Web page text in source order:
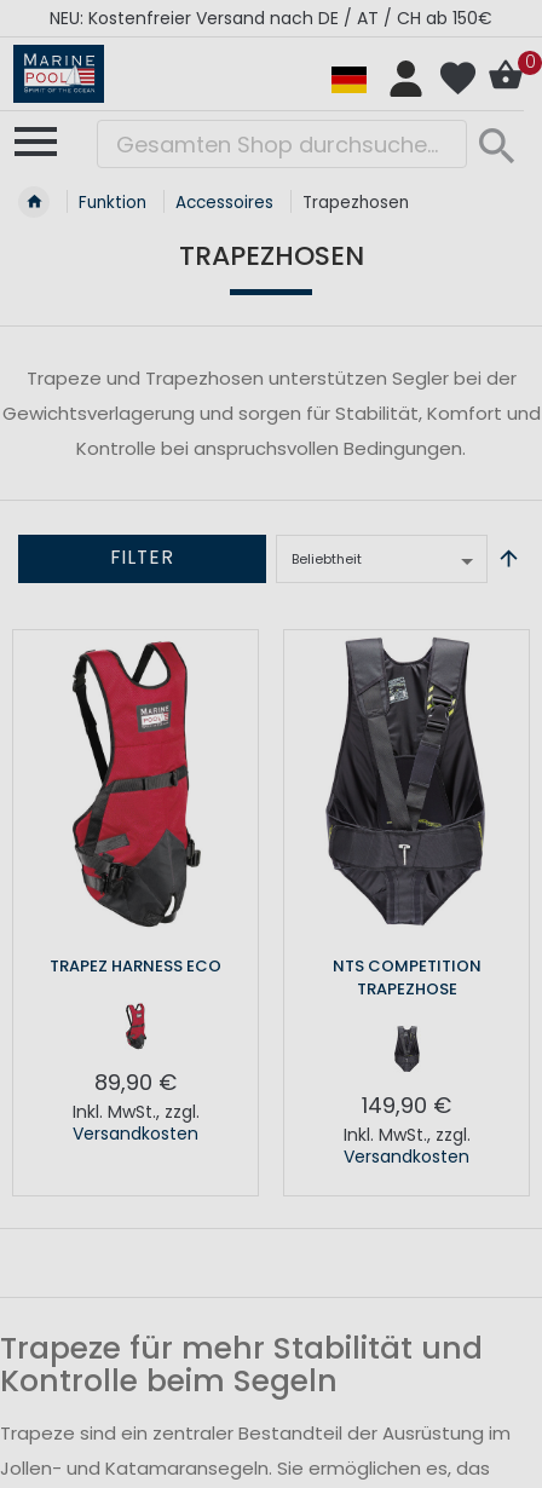
NEU: Kostenfreier Versand nach DE / AT / CH ab 150€
0
Funktion Accessoires Trapezhosen
TRAPEZHOSEN
Trapeze und Trapezhosen unterstützen Segler bei der
Gewichtsverlagerung und sorgen für Stabilität, Komfort und
Kontrolle bei anspruchsvollen Bedingungen.
FILTER
TRAPEZ HARNESS ECO
89,90 €
Inkl. MwSt., zzgl.
Versandkosten
NTS COMPETITION
TRAPEZHOSE
149,90 €
Inkl. MwSt., zzgl.
Versandkosten
Trapeze für mehr Stabilität und
Kontrolle beim Segeln
Trapeze sind ein zentraler Bestandteil der Ausrüstung im
Jollen- und Katamaransegeln. Sie ermöglichen es, das